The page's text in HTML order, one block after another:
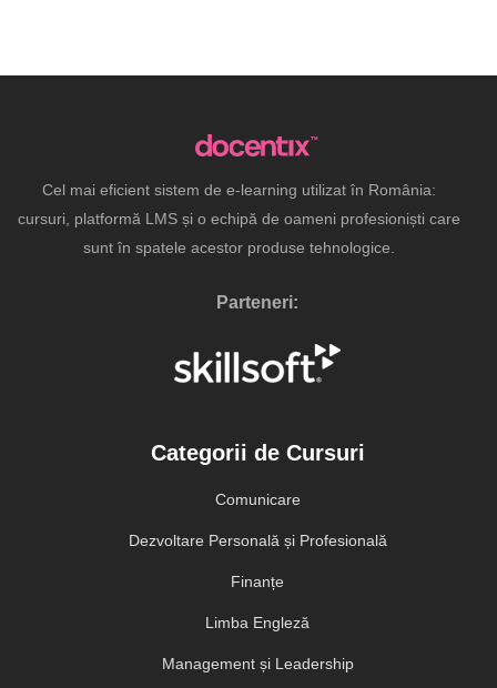
Cel mai eficient sistem de e-learning utilizat în România:
cursuri, platformă LMS și o echipă de oameni profesioniști care
sunt în spatele acestor produse tehnologice.
Parteneri:
Categorii de Cursuri
Comunicare
Dezvoltare Personală și Profesională
Finanțe
Limba Engleză
Management și Leadership